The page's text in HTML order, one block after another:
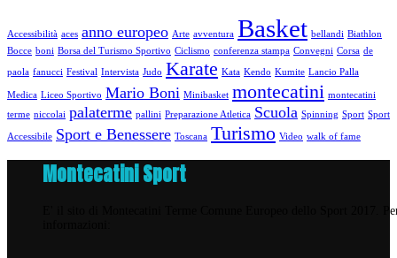
Accessibilità aces anno europeo Arte avventura Basket bellandi Biathlon
Bocce boni Borsa del Turismo Sportivo Ciclismo conferenza stampa Convegni Corsa de
paola fanucci Festival Intervista Judo Karate Kata Kendo Kumite Lancio Palla
Medica Liceo Sportivo Mario Boni Minibasket montecatini montecatini
terme niccolai palaterme pallini Preparazione Atletica Scuola Spinning Sport Sport
Accessibile Sport e Benessere Toscana Turismo Video walk of fame
Montecatini Sport
E' il sito di Montecatini Terme Comune Europeo dello Sport 2017.